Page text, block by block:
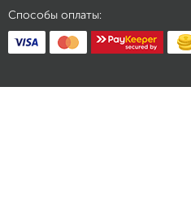
Способы оплаты: